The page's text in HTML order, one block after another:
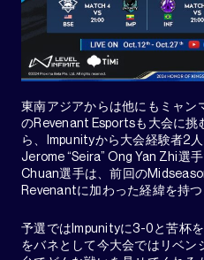
東南アジアからは他にもミャ
のRevenant Esportsも大会に挑
ら、Impunityから大会経験者2
Jerome “Seira” Ong Yan Zhi選
Chuan選手は、前回の
Revenantに加わった経緯を持つ
予選ではImpunityに3-0と苦杯
をバネとして今大会ではリベン